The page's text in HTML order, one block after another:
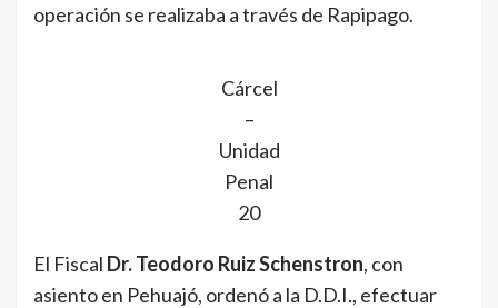
operación se realizaba a través de Rapipago.
Cárcel
–
Unidad
Penal
20
El Fiscal Dr. Teodoro Ruiz Schenstron, con
asiento en Pehuajó, ordenó a la D.D.I., efectuar